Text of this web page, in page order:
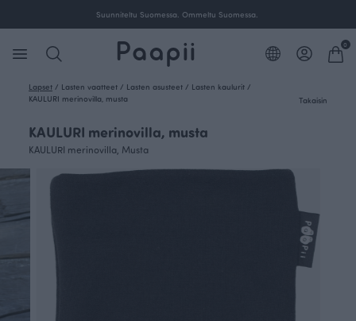
Ilmainen toimitus yli 100 € tilauksille Suomessa.
0
Lapset / Lasten vaatteet / Lasten asusteet / Lasten kaulurit /
KAULURI merinovilla, musta
Takaisin
KAULURI merinovilla, musta
KAULURI merinovilla, Musta